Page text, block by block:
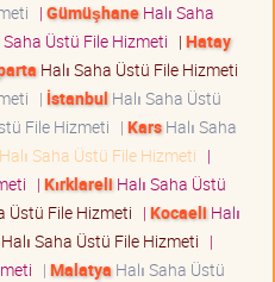
| GümüşhaneHalı Saha
Saha Üstü File Hizmeti | Hatay
Halı Saha Üstü File Hizmeti
| İstanbul Halı Saha Üstü
File Hizmeti | KarsHalı Saha
Saha Üstü File Hizmeti |
| Kırklareli Halı Saha Üstü
Üstü File Hizmeti | Kocaeli Halı
Halı Saha Üstü File Hizmeti |
| Malatya Halı Saha Üstü